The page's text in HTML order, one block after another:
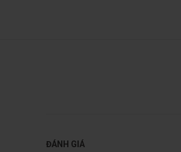
ĐÁNH GIÁ